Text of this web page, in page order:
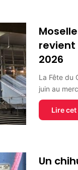
revient
2026
La Fête du
juin au
Lire
Un